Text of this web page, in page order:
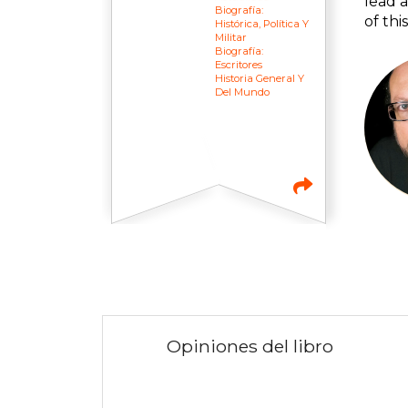
Biografía:
Histórica, Política Y
Militar
Biografía:
Escritores
Historia General Y
Del Mundo
of
Opiniones del libro